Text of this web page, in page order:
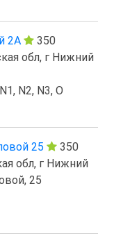
2А
350
обл, г Нижний
N2, N3, O
25
350
обл, г Нижний
25